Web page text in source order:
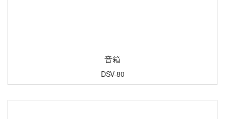
音箱
DSV-80